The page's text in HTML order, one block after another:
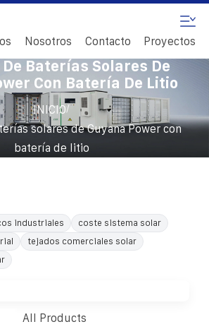
Nosotros Contacto Proyectos
Baterías Solares De
Con Batería De Litio
INICIO/
solares de Guyana Power con
batería de litio
industriales
coste sistema solar
tejados comerciales solar
All Products